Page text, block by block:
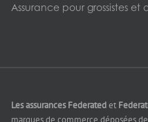
Assurance pour grossistes et
Les assurances Federatedet
marques de commerce déposées